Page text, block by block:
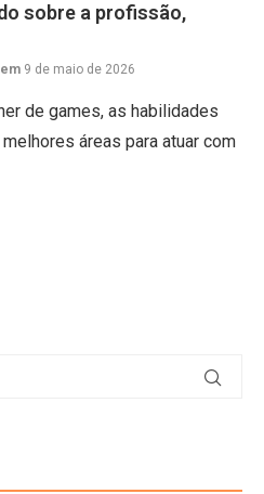
sobre a profissão,
9 de maio de 2026
de games, as habilidades
áreas para atuar com